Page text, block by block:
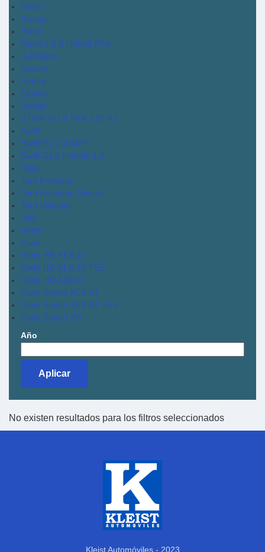
Raize
Ranger
Rav4
Rav4 2.5 S Hybrid Plus
S-Presso
Saveiro
Sentra
Skyline
Strada
STRADA ULTRA 1.0T AT
Swift
Swift GL 1.2 AMT
Swift GLS Híbrido 1.2
Tiida
Toro Freedom
Toro Freedom Diesel
Toro Volcano
Uno
Vento
Yaris
Yaris HB XLS AT
Yaris HB XLS AT TSS
Yaris HB XS(42)
Yaris Sedan XLS AT
Yaris Sedan XLS AT TSS
Yaris Sedan XS
Año
No existen resultados para los filtros seleccionados
Kleist Automóviles - 2023